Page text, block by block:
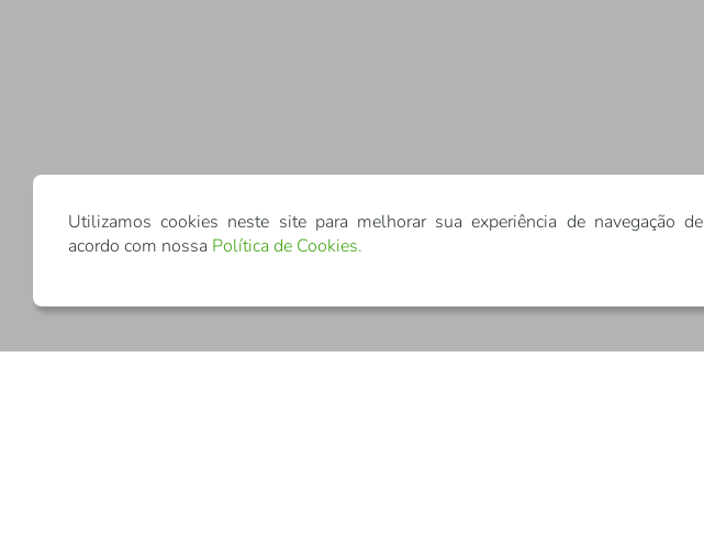
Utilizamos cookies neste site para melhorar sua experiência de navegação de
acordo com nossa Política de Cookies.